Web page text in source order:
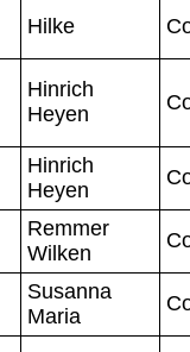
Hilke
Hinrich
Heyen
Hinrich
Heyen
Remmer
Wilken
Susanna
Maria